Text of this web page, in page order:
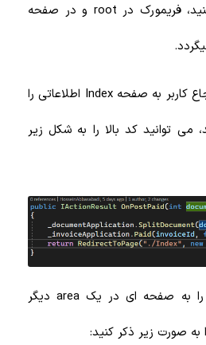
جای ./ فقط از / استفاده کنید، فریمورک در root و در صفحه
حال اگر بخواهید همراه با ارجاع کاربر به صفحه Index اطلاعاتی را
می توانید کد بالا را به شکل زیر
همچنین اگر بخواهید کاربر را به صفحه ای در یک area دیگر